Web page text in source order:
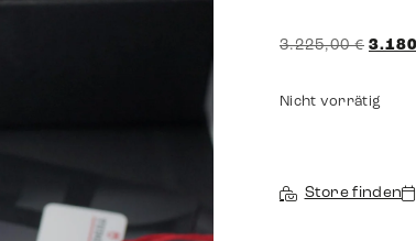
3.225,00€
Nicht vorrätig
Store finden